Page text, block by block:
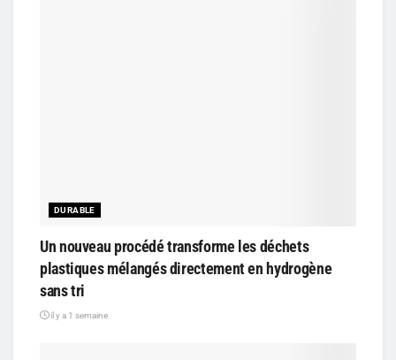
DURABLE
Un nouveau procédé transforme les déchets
plastiques mélangés directement en hydrogène
sans tri
il y a 1 semaine